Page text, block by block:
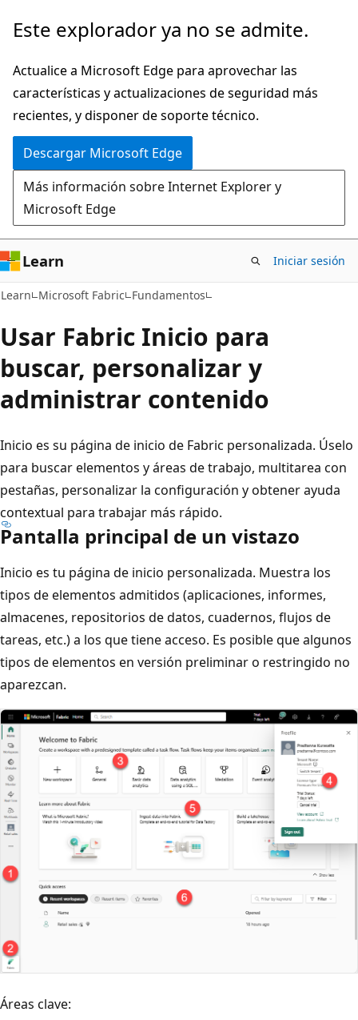
Ir
contenido
principal
Este explorador ya no se admite.
Actualice a Microsoft Edge para aprovechar las
características y actualizaciones de seguridad más
recientes, y disponer de soporte técnico.
Descargar Microsoft Edge
Más información sobre Internet Explorer y
Microsoft Edge
Learn Iniciar sesión
Learn Microsoft Fabric Fundamentos
Usar Fabric Inicio para
buscar, personalizar y
administrar contenido
Inicio es su página de inicio de Fabric personalizada. Úselo
para buscar elementos y áreas de trabajo, multitarea con
pestañas, personalizar la configuración y obtener ayuda
contextual para trabajar más rápido.
Pantalla principal de un vistazo
Inicio es tu página de inicio personalizada. Muestra los
tipos de elementos admitidos (aplicaciones, informes,
almacenes, repositorios de datos, cuadernos, flujos de
tareas, etc.) a los que tiene acceso. Es posible que algunos
tipos de elementos en versión preliminar o restringido no
aparezcan.
Áreas clave: